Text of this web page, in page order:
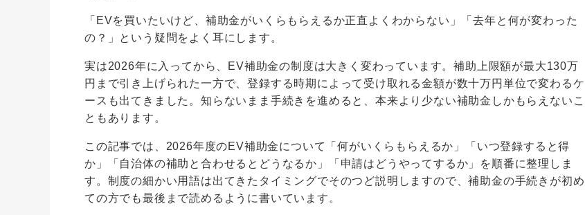
「EVを買いたいけど、補助金がいくらもらえるか正直よくわからない」「去年と何が変わった
の？」という疑問をよく耳にします。
実は2026年に入ってから、EV補助金の制度は大きく変わっています。補助上限額が最大130万
円まで引き上げられた一方で、登録する時期によって受け取れる金額が数十万円単位で変わるケ
ースも出てきました。知らないまま手続きを進めると、本来より少ない補助金しかもらえないこ
ともあります。
この記事では、2026年度のEV補助金について「何がいくらもらえるか」「いつ登録すると得
か」「自治体の補助と合わせるとどうなるか」「申請はどうやってするか」を順番に整理しま
す。制度の細かい用語は出てきたタイミングでそのつど説明しますので、補助金の手続きが初め
ての方でも最後まで読めるように書いています。